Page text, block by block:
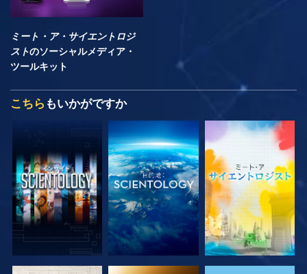
ミート・ア・サイエントロジ
ストのソーシャルメディア・
ツールキット
こちら もいかがですか